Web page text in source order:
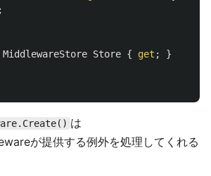
MiddlewareStore Store { get ;
}
は
が提供する例外を処理してくれる